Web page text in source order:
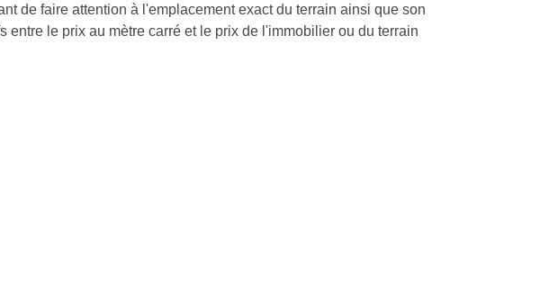
de faire attention à l'emplacement exact du terrain ainsi que son
le prix au mètre carré et le prix de l'immobilier ou du terrain